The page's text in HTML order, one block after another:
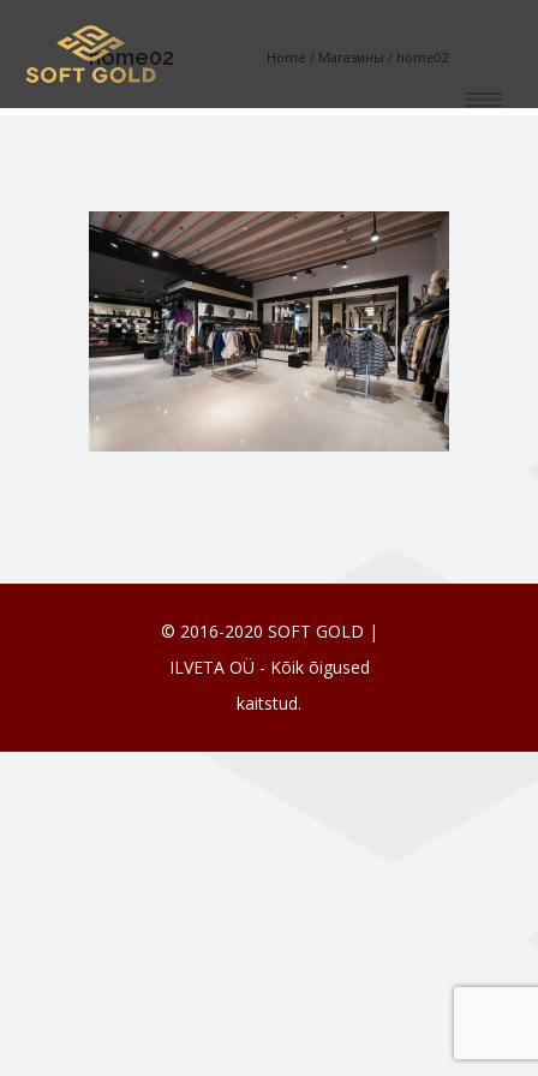
home02 Home / Магазины / home02
© 2016-2020 SOFT GOLD |
ILVETA OÜ - Kõik õigused
kaitstud.